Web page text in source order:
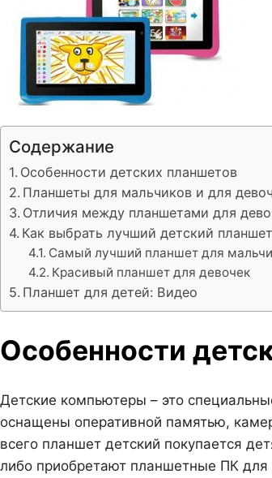
Содержание
Особенности детских планшетов
Планшеты для мальчиков и для
Отличия между планшетами для
Как выбрать лучший детский
Самый лучший планшет для
Красивый планшет для девочек
Планшет для детей: Видео
Особенности
Детские компьютеры – это
оснащены оперативной памятью,
всего планшет детский покупается
либо приобретают планшетные ПК